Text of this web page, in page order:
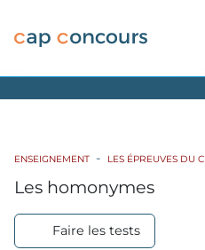
ENSEIGNEMENT LES ÉPREUVES DU
Les homonymes
Faire les tests